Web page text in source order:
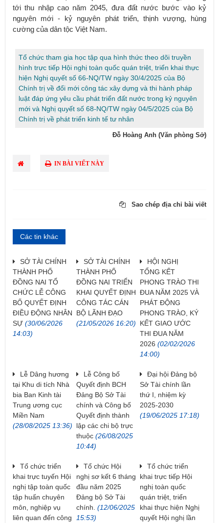
tới thu nhập cao năm 2045, đưa đất nước bước vào kỷ
nguyên mới - kỷ nguyên phát triển, thịnh vượng, hùng
cường của dân tộc Việt Nam.​
Tổ chức tham gia học tập qua hình thức theo dõi truyền
hình trực tiếp Hội nghị toàn quốc quán triệt, triển khai thực
hiện Nghị quyết số 66-NQ/TW ngày 30/4/2025 của Bộ
Chính trị về đổi mới công tác xây dựng và thi hành pháp
luật đáp ứng yêu cầu phát triển đất nước trong kỷ nguyên
mới và Nghị quyết số 68-NQ/TW ngày 04/5/2025 của Bộ
Chính trị về phát triển kinh tế tư nhân
Đỗ Hoàng Anh (Văn phòng Sở)
IN BÀI VIẾT NÀY
Sao chép địa chỉ bài viết
Các tin khác
SỞ TÀI CHÍNH
THÀNH PHỐ
ĐỒNG NAI TỔ
CHỨC LỄ CÔNG
BỐ QUYẾT ĐỊNH
ĐIỀU ĐỘNG NHÂN
SỰ (30/06/2026
14:03)
SỞ TÀI CHÍNH
THÀNH PHỐ
ĐỒNG NAI TRIỂN
KHAI QUYẾT ĐỊNH
CÔNG TÁC CÁN
BỘ LÃNH ĐẠO
(21/05/2026 16:20)
HỘI NGHỊ
TỔNG KẾT
PHONG TRÀO THI
ĐUA NĂM 2025 VÀ
PHÁT ĐỘNG
PHONG TRÀO, KÝ
KẾT GIAO ƯỚC
THI ĐUA NĂM
2026 (02/02/2026
14:00)
Lễ Dâng hương
tại Khu di tích Nhà
bia Ban Kinh tài
Trung ương cục
Miền Nam
(28/08/2025 13:36)
Lễ Công bố
Quyết định BCH
Đảng Bộ Sở Tài
chính và Công bố
Quyết định thành
lập các chi bộ trực
thuộc(26/08/2025
10:44)
Đại hội Đảng bộ
Sở Tài chính lần
thứ I, nhiệm kỳ
2025-2030
(19/06/2025 17:18)
Tổ chức triển
khai trực tuyến Hội
nghị tập toàn quốc
tập huấn chuyên
môn, nghiệp vụ
liên quan đến công
Tổ chức Hội
nghị sơ kết 6 tháng
đầu năm 2025
Đảng bộ Sở Tài
chính. (12/06/2025
15:53)
Tổ chức triển
khai trực tiếp Hội
nghị toàn quốc
quán triệt, triển
khai thực hiện Nghị
quyết Hội nghị lần